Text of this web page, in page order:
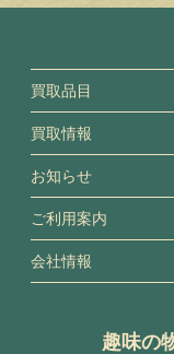
買取品目
買取情報
お知らせ
ご利用案内
会社情報
趣味の